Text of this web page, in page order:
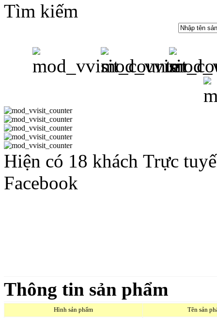
Tìm kiếm
Hiện có 18 khách Trực
Facebook
Thông tin sản phẩm
Hình sản phẩm Tên sản